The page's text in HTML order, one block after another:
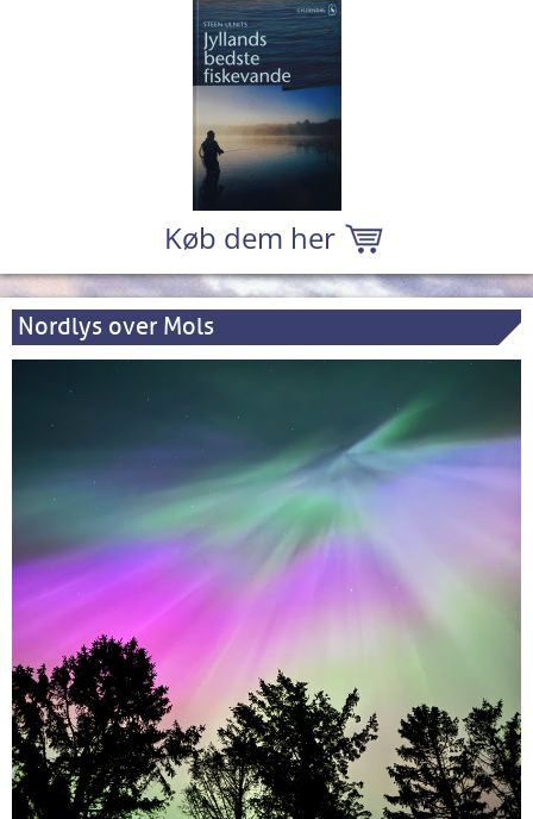
Køb dem her
Nordlys over Mols